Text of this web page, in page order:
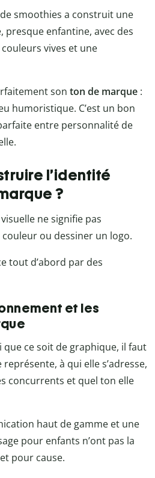
smoothies a construit une
presque enfantine, avec des
vives et une
son ton de marque :
humoristique. C’est un bon
entre personnalité de
l’identité
?
ne signifie pas
ou dessiner un logo.
tout d’abord par des
et les
ce soit de graphique, il faut
à qui elle s’adresse,
concurrents et quel ton elle
haut de gamme et une
pour enfants n’ont pas la
pour cause.